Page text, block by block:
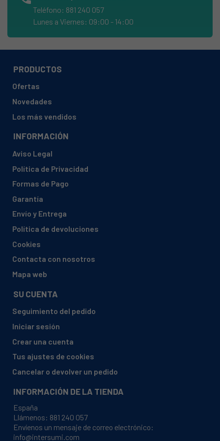
ZANUSSI, TDS372T
ZANUSSI, TDS473E
ZANUSSI, WD
ZANUSSI, WDS
Teléfono: 881 240 057
Lunes a Viernes: 09:00 - 14:00
PRODUCTOS
Ofertas
Novedades
Los más vendidos
INFORMACIÓN
Aviso Legal
Política de Privacidad
Formas de Pago
Garantía
Envío y Entrega
Política de devoluciones
Cookies
Contacta con nosotros
Mapa web
SU CUENTA
Seguimiento del pedido
Iniciar sesión
Crear una cuenta
Tus ajustes de cookies
Cancelar o devolver un pedido
INFORMACIÓN DE LA TIENDA
España
Llámenos: 881 240 057
Envíenos un mensaje de correo electrónico:
info@intersumi.com